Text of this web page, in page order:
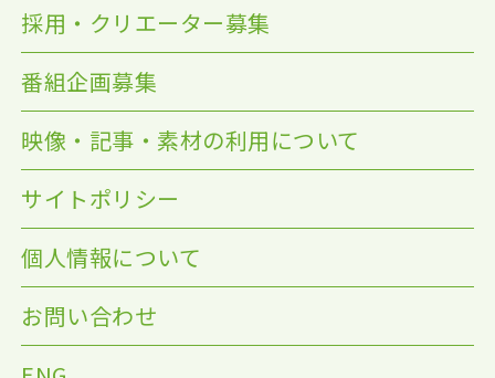
採用・クリエーター募集
番組企画募集
映像・記事・素材の利用について
サイトポリシー
個人情報について
お問い合わせ